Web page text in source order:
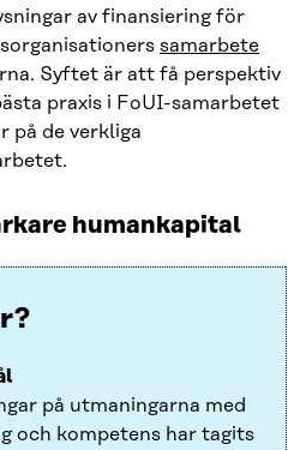
av finansiering för
samarbete
Syftet är att få perspektiv
praxis i FoUI-samarbetet
på de verkliga
humankapital
på utmaningarna med
och kompetens har tagits